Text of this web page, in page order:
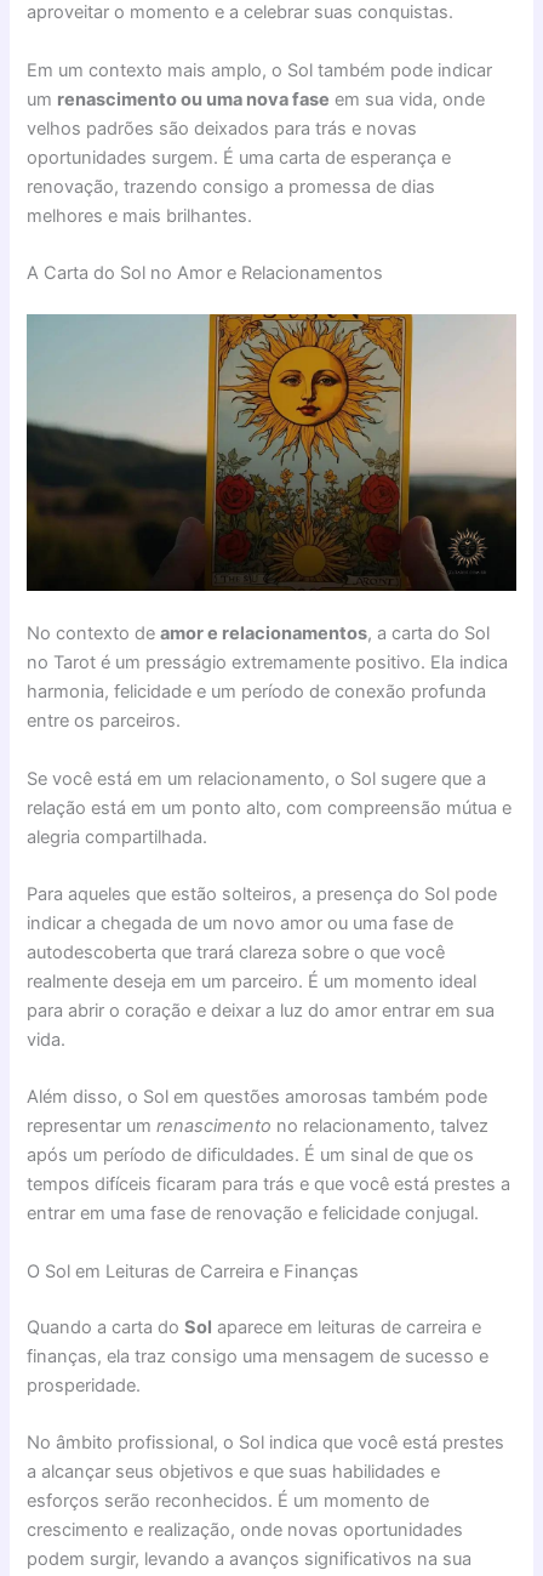
aproveitar o momento e a celebrar suas conquistas.
Em um contexto mais amplo, o Sol também pode indicar
um renascimento ou uma nova fase em sua vida, onde
velhos padrões são deixados para trás e novas
oportunidades surgem. É uma carta de esperança e
renovação, trazendo consigo a promessa de dias
melhores e mais brilhantes.
A Carta do Sol no Amor e Relacionamentos
No contexto deamor e relacionamentos, a carta do Sol
no Tarot é um presságio extremamente positivo. Ela indica
harmonia, felicidade e um período de conexão profunda
entre os parceiros.
Se você está em um relacionamento, o Sol sugere que a
relação está em um ponto alto, com compreensão mútua e
alegria compartilhada.
Para aqueles que estão solteiros, a presença do Sol pode
indicar a chegada de um novo amor ou uma fase de
autodescoberta que trará clareza sobre o que você
realmente deseja em um parceiro. É um momento ideal
para abrir o coração e deixar a luz do amor entrar em sua
vida.
Além disso, o Sol em questões amorosas também pode
representar umrenascimento no relacionamento, talvez
após um período de dificuldades. É um sinal de que os
tempos difíceis ficaram para trás e que você está prestes a
entrar em uma fase de renovação e felicidade conjugal.
O Sol em Leituras de Carreira e Finanças
Quando a carta doSol aparece em leituras de carreira e
finanças, ela traz consigo uma mensagem de sucesso e
prosperidade.
No âmbito profissional, o Sol indica que você está prestes
a alcançar seus objetivos e que suas habilidades e
esforços serão reconhecidos. É um momento de
crescimento e realização, onde novas oportunidades
podem surgir, levando a avanços significativos na sua